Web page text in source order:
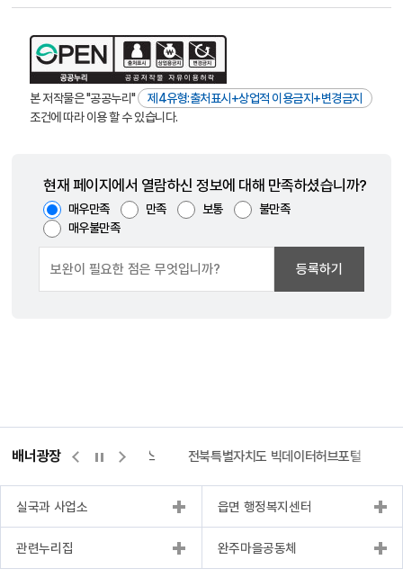
본 저작물은 "공공누리"
제4유형:출처표시+상업적 이용금지+변경금지
조건에 따라 이용 할 수 있습니다.
현재 페이지에서 열람하신 정보에 대해 만족하셨습니까?
매우만족 만족 보통
불만족
매우불만족
등록하기
배너광장
량바로처리센터 위택스 전북특별자치도 빅데이터허브포털
실국과 사업소 읍면 행정복지센터
관련누리집 완주마을공동체